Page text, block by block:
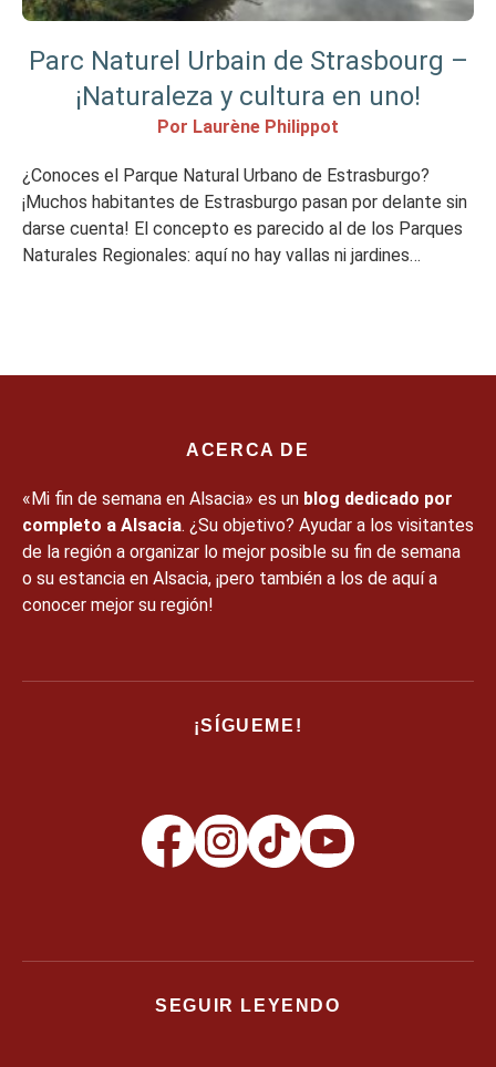
Parc Naturel Urbain de Strasbourg –
¡Naturaleza y cultura en uno!
Por Laurène Philippot
¿Conoces el Parque Natural Urbano de Estrasburgo?
¡Muchos habitantes de Estrasburgo pasan por delante sin
darse cuenta! El concepto es parecido al de los Parques
Naturales Regionales: aquí no hay vallas ni jardines
ACERCA DE
«Mi fin de semana en Alsacia» es un blog dedicado por
completo a Alsacia. ¿Su objetivo? Ayudar a los visitantes
de la región a organizar lo mejor posible su fin de semana
o su estancia en Alsacia, ¡pero también a los de aquí a
conocer mejor su región!
¡SÍGUEME!
SEGUIR LEYENDO